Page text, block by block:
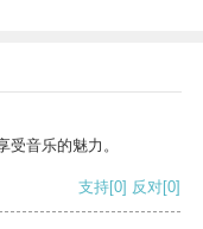
音乐的魅力。
支持[0] 反对[0]